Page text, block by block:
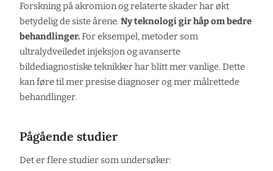
Forskning på akromion og relaterte skader har økt
betydelig de siste årene.Ny teknologi gir håp om bedre
behandlinger.For eksempel, metoder som
ultralydveiledet injeksjon og avanserte
bildediagnostiske teknikker har blitt mer vanlige. Dette
kan føre til mer presise diagnoser og mer målrettede
behandlinger.
Pågående studier
Det er flere studier som undersøker: